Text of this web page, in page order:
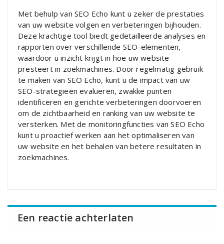
Met behulp van SEO Echo kunt u zeker de prestaties
van uw website volgen en verbeteringen bijhouden.
Deze krachtige tool biedt gedetailleerde analyses en
rapporten over verschillende SEO-elementen,
waardoor u inzicht krijgt in hoe uw website
presteert in zoekmachines. Door regelmatig gebruik
te maken van SEO Echo, kunt u de impact van uw
SEO-strategieën evalueren, zwakke punten
identificeren en gerichte verbeteringen doorvoeren
om de zichtbaarheid en ranking van uw website te
versterken. Met de monitoringfuncties van SEO Echo
kunt u proactief werken aan het optimaliseren van
uw website en het behalen van betere resultaten in
zoekmachines.
Een reactie achterlaten